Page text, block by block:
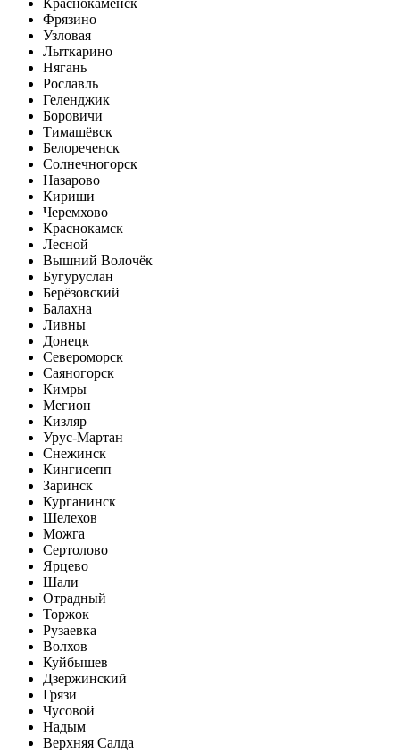
Краснокаменск
Фрязино
Узловая
Лыткарино
Нягань
Рославль
Геленджик
Боровичи
Тимашёвск
Белореченск
Солнечногорск
Назарово
Кириши
Черемхово
Краснокамск
Лесной
Вышний Волочёк
Бугуруслан
Берёзовский
Балахна
Ливны
Донецк
Североморск
Саяногорск
Кимры
Мегион
Кизляр
Урус-Мартан
Снежинск
Кингисепп
Заринск
Курганинск
Шелехов
Можга
Сертолово
Ярцево
Шали
Отрадный
Торжок
Рузаевка
Волхов
Куйбышев
Дзержинский
Грязи
Чусовой
Надым
Верхняя Салда